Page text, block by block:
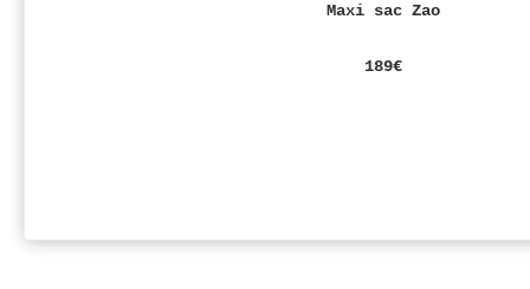
Maxi sac Zao
189€